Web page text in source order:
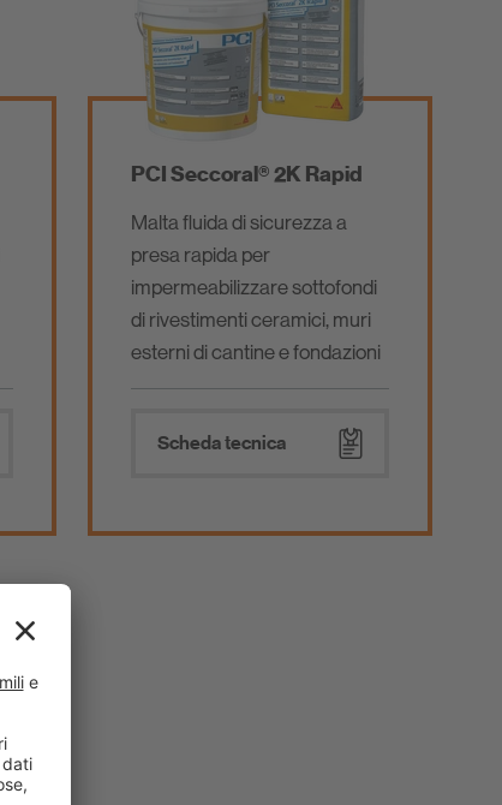
PCI Seccoral® 2K Rapid
Malta fluida di sicurezza a
presa rapida per
impermeabilizzare sottofondi
di rivestimenti ceramici, muri
esterni di cantine e fondazioni
Scheda tecnica